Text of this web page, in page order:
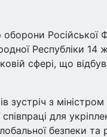
оборони Російської
Республіки 14
сфері, що
зустріч з
для
безпеки та